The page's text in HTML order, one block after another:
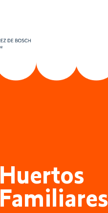
Huertos
Familiares